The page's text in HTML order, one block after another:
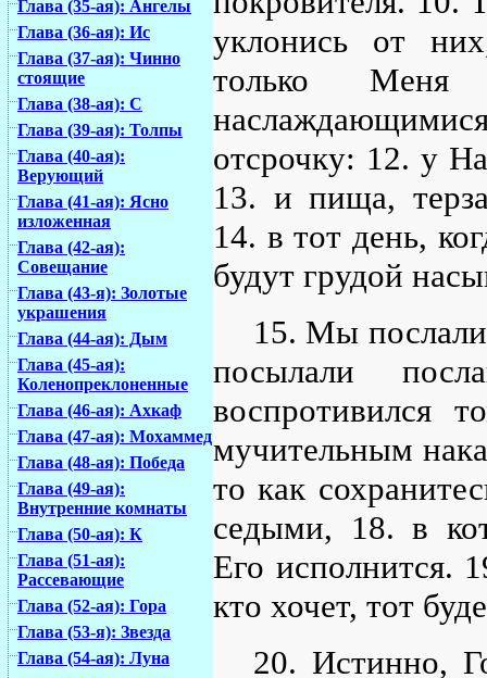
Глава (35-ая): Ангелы
Глава (36-ая): Ис
Глава (37-ая): Чинно
стоящие
Глава (38-ая): С
Глава (39-ая): Толпы
Глава (40-ая):
Верующий
Глава (41-ая): Ясно
изложенная
Глава (42-ая):
Совещание
Глава (43-я): Золотые
украшения
Глава (44-ая): Дым
Глава (45-ая):
Коленопреклоненные
Глава (46-ая): Ахкаф
Глава (47-ая): Мохаммед
Глава (48-ая): Победа
Глава (49-ая):
Внутренние комнаты
Глава (50-ая): К
Глава (51-ая):
Рассевающие
Глава (52-ая): Гора
Глава (53-я): Звезда
Глава (54-ая): Луна
уклонись от
только
отсрочку: 12. у
13. и пища,
14. в тот день,
будут грудой
15. Мы послали
посылали
воспротивился
мучительным
то как
седыми, 18. в
Его исполнится.
кто хочет, тот
20. Истинно,